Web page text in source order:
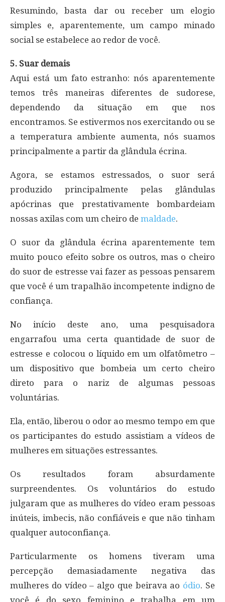
Resumindo, basta dar ou receber um elogio
simples e, aparentemente, um campo minado
social se estabelece ao redor de você.
5. Suar demais
Aqui está um fato estranho: nós aparentemente
temos três maneiras diferentes de sudorese,
dependendo da situação em que nos
encontramos. Se estivermos nos exercitando ou se
a temperatura ambiente aumenta, nós suamos
principalmente a partir da glândula écrina.
Agora, se estamos estressados, o suor será
produzido principalmente pelas glândulas
apócrinas que prestativamente bombardeiam
nossas axilas com um cheiro de maldade.
O suor da glândula écrina aparentemente tem
muito pouco efeito sobre os outros, mas o cheiro
do suor de estresse vai fazer as pessoas pensarem
que você é um trapalhão incompetente indigno de
confiança.
No início deste ano, uma pesquisadora
engarrafou uma certa quantidade de suor de
estresse e colocou o líquido em um olfatômetro –
um dispositivo que bombeia um certo cheiro
direto para o nariz de algumas pessoas
voluntárias.
Ela, então, liberou o odor ao mesmo tempo em que
os participantes do estudo assistiam a vídeos de
mulheres em situações estressantes.
Os resultados foram absurdamente
surpreendentes. Os voluntários do estudo
julgaram que as mulheres do vídeo eram pessoas
inúteis, imbecis, não confiáveis e que não tinham
qualquer autoconfiança.
Particularmente os homens tiveram uma
percepção demasiadamente negativa das
mulheres do vídeo – algo que beirava ao ódio. Se
você é do sexo feminino e trabalha em um